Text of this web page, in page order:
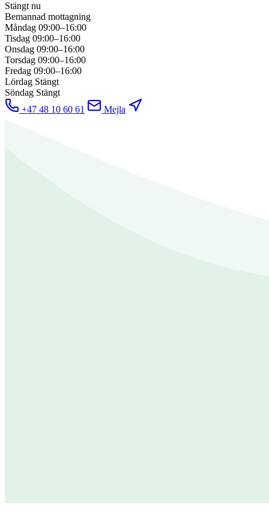
Stängt nu
Bemannad mottagning
Måndag 09:00–16:00
Tisdag 09:00–16:00
Onsdag 09:00–16:00
Torsdag 09:00–16:00
Fredag 09:00–16:00
Lördag Stängt
Söndag Stängt
+47 48 10 60 61
Mejla